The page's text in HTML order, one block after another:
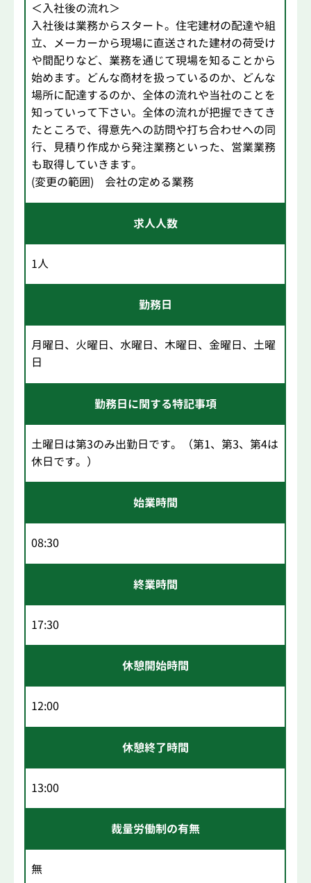
＜入社後の流れ＞
入社後は業務からスタート。住宅建材の配達や組
立、メーカーから現場に直送された建材の荷受け
や間配りなど、業務を通じて現場を知ることから
始めます。どんな商材を扱っているのか、どんな
場所に配達するのか、全体の流れや当社のことを
知っていって下さい。全体の流れが把握できてき
たところで、得意先への訪問や打ち合わせへの同
行、見積り作成から発注業務といった、営業業務
も取得していきます。
(変更の範囲) 会社の定める業務
求人人数
1人
勤務日
月曜日、火曜日、水曜日、木曜日、金曜日、土曜
日
勤務日に関する特記事項
土曜日は第3のみ出勤日です。（第1、第3、第4は
休日です。）
始業時間
08:30
終業時間
17:30
休憩開始時間
12:00
休憩終了時間
13:00
裁量労働制の有無
無